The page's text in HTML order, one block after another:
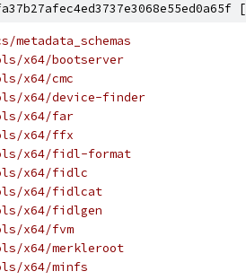
[
metadata_schemas
x64/bootserver
x64/cmc
x64/device-finder
x64/far
x64/ffx
x64/fidl-format
x64/fidlc
x64/fidlcat
x64/fidlgen
x64/fvm
x64/merkleroot
x64/minfs